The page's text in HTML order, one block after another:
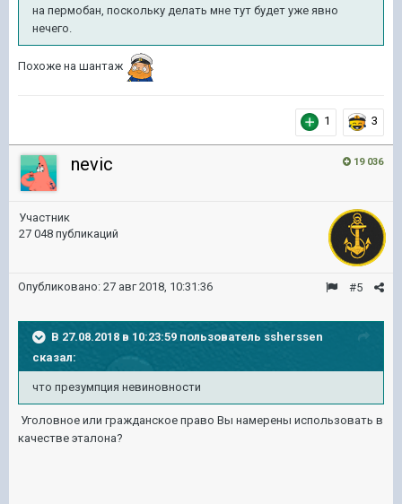
на пермобан, поскольку делать мне тут будет уже явно
нечего.
Похоже на шантаж
1 3
19 036
nevic
Участник
27 048 публикаций
#5
Опубликовано: 27 авг 2018, 10:31:36
В 27.08.2018 в 10:23:59 пользователь ssherssen
сказал:
что презумпция невиновности
Уголовное или гражданское право Вы намерены использовать в
качестве эталона?